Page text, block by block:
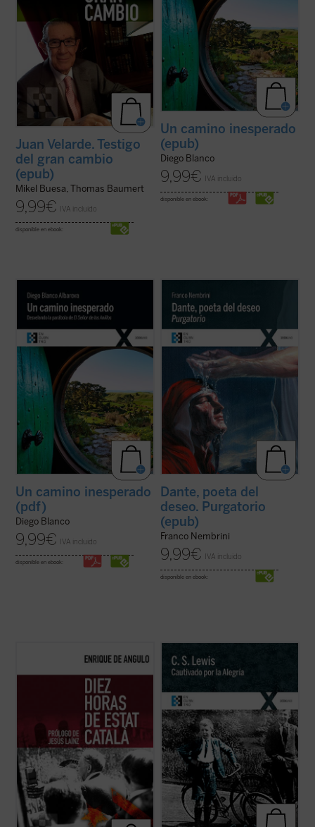
Juan Velarde. Testigo
del gran cambio
(epub)
Mikel Buesa, Thomas Baumert
9,99€ IVA incluido
disponible en ebook:
Un camino inesperado
(epub)
Diego Blanco
9,99€ IVA incluido
disponible en ebook:
queda un Anillo y, aunque no lo sepas, lo
tienes tú. Sal de la comodidad de tu agujero
hobbity ponte en camino con la comunidad
para siempre. Tendrás ...
Un camino inesperado
(pdf)
Diego Blanco
9,99€ IVA incluido
disponible en ebook:
del deseo , que recoge el ciclo de
encuentros dedicados alPurgatorio
Franco Nembrini ahonda en la relación viva
La Divina Comedia
dramática de todo hombre, ...
(ver ficha)
Dante, poeta del
deseo. Purgatorio
(epub)
Franco Nembrini
9,99€ IVA incluido
disponible en ebook:
los trágicos episodios que tuvieron lugar en
1934, realizada por quien fuera testigo
directo de los mismos al encontrarse «en
primera línea» para cubrir la ... (ver ficha)
autobiográfica que C.S. Lewis escribió para
responder a las numerosas peticiones que
para ello a su propia ...